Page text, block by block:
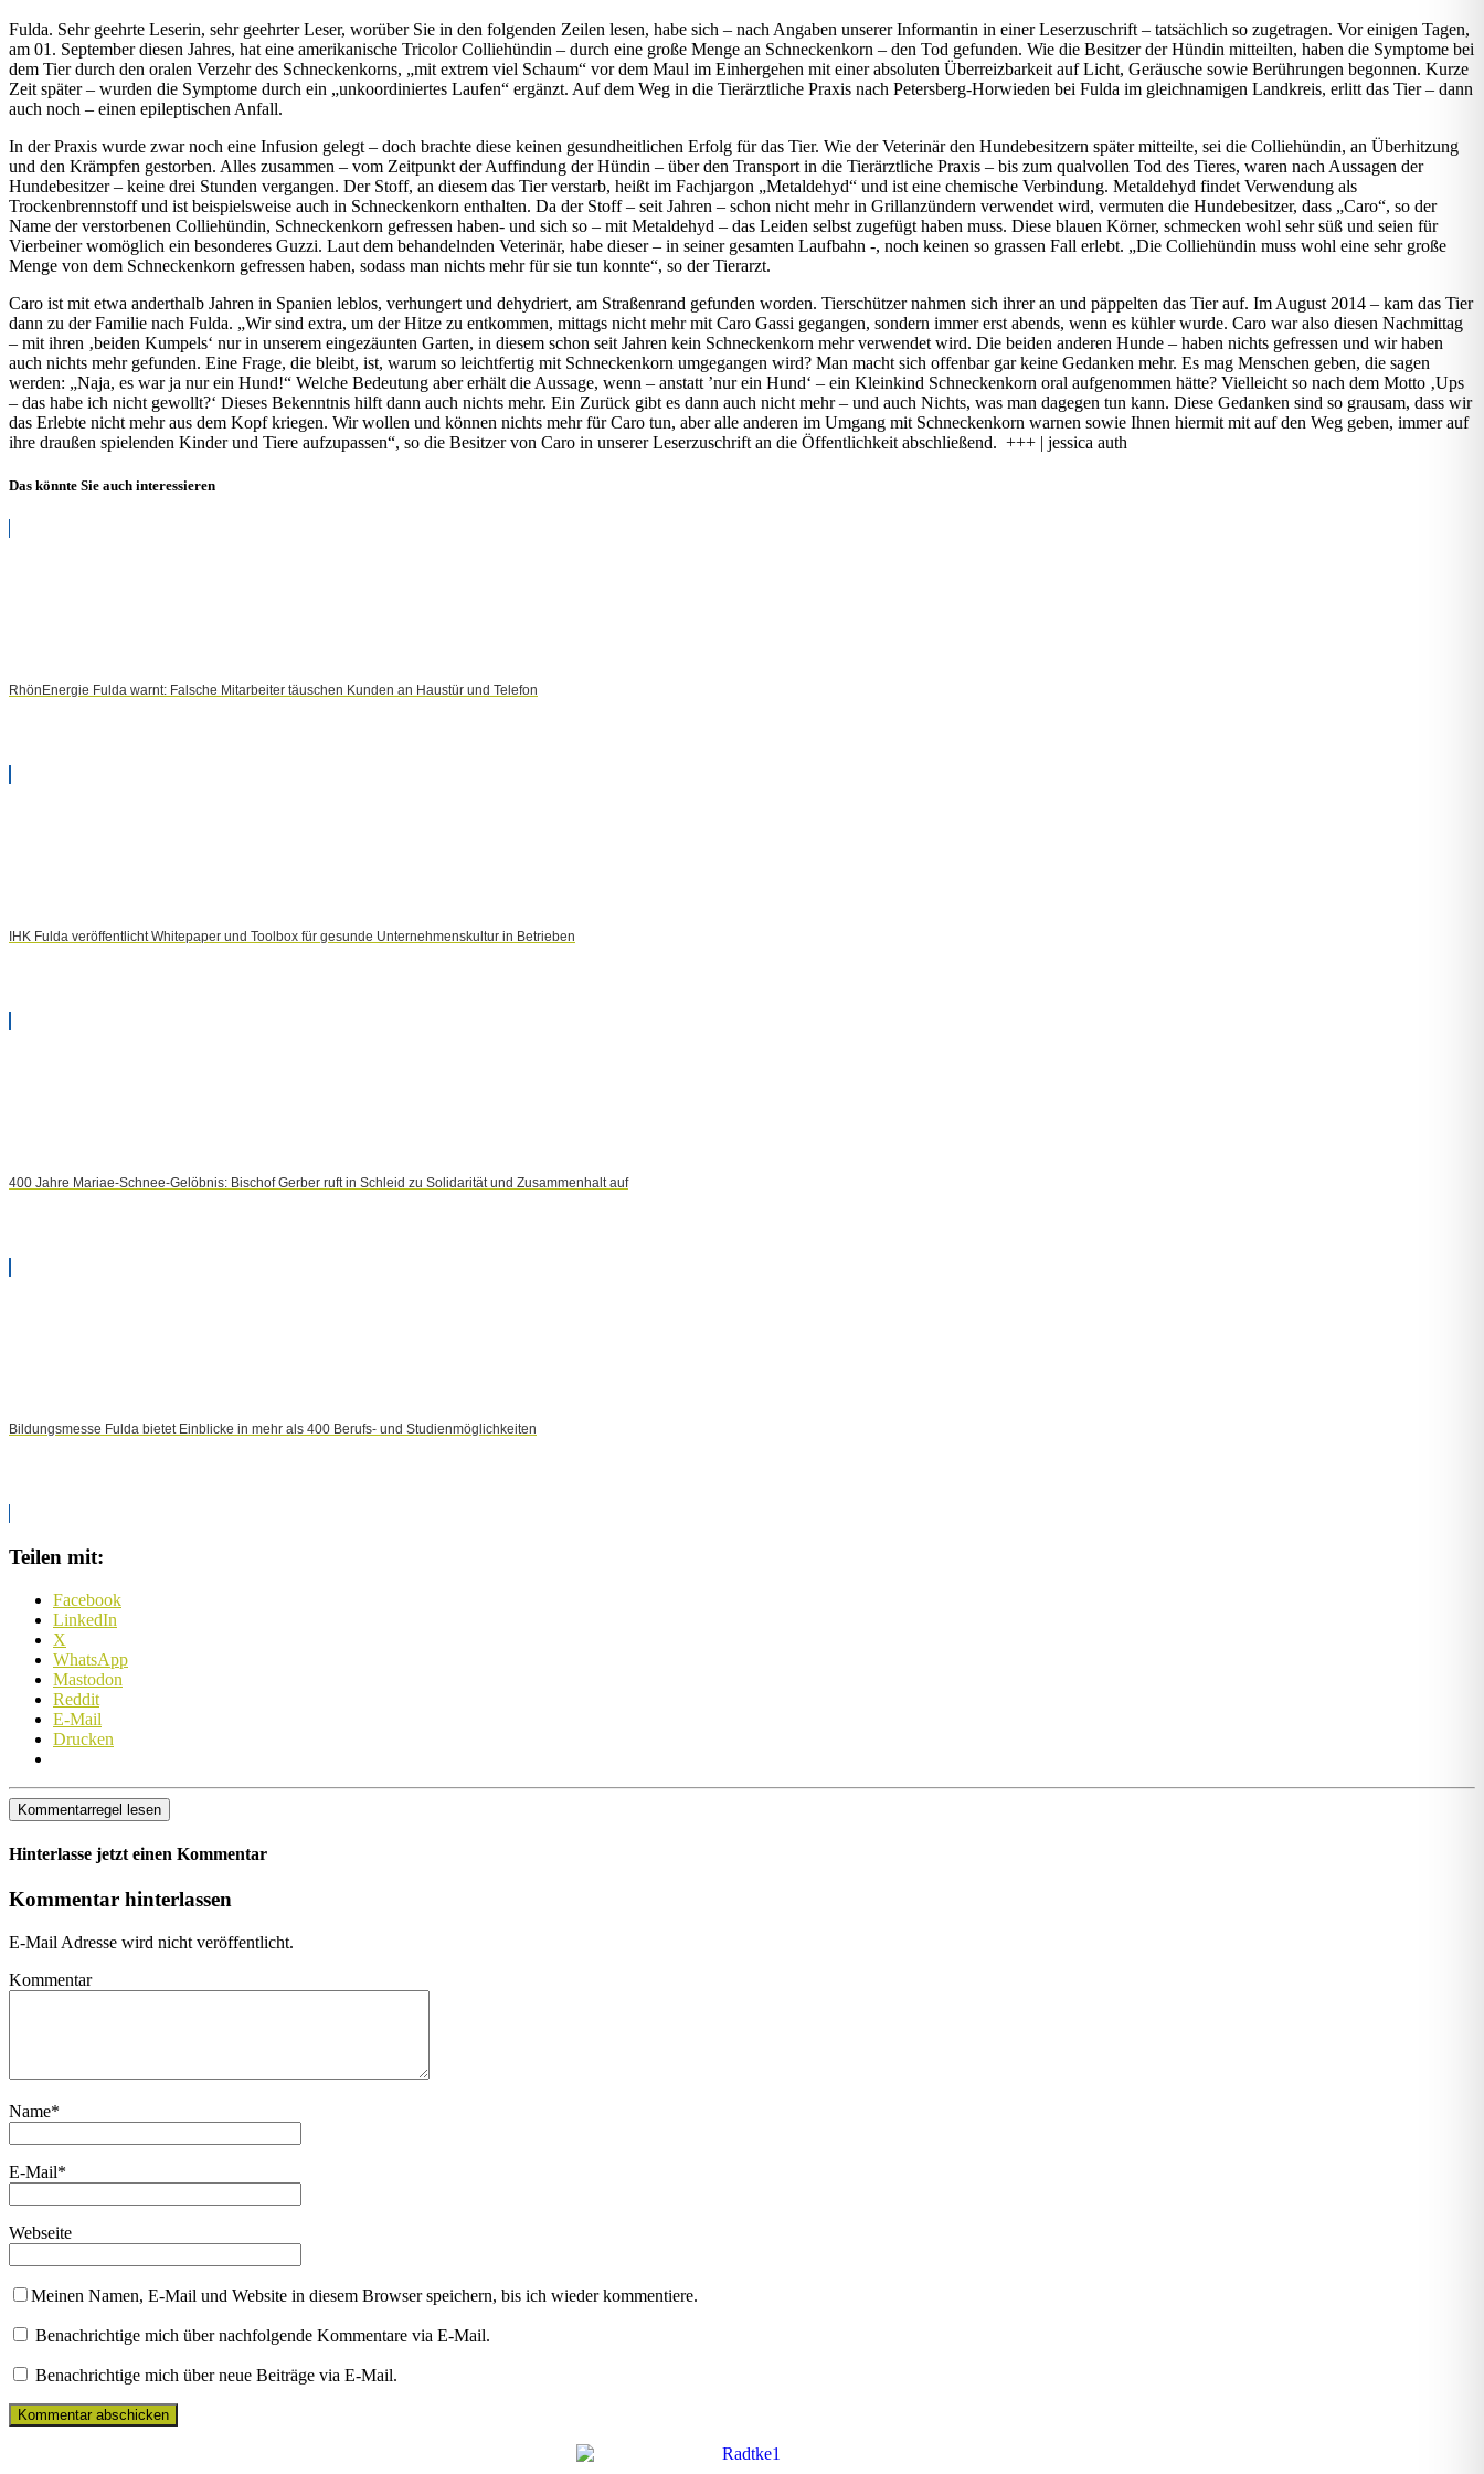
Fulda. Sehr geehrte Leserin, sehr geehrter Leser, worüber Sie in den folgenden Zeilen lesen, habe sich – nach Angaben unserer Informantin in einer Leserzuschrift – tatsächlich so zugetragen. Vor einigen Tagen,
am 01. September diesen Jahres, hat eine amerikanische Tricolor Colliehündin – durch eine große Menge an Schneckenkorn – den Tod gefunden. Wie die Besitzer der Hündin mitteilten, haben die Symptome bei
dem Tier durch den oralen Verzehr des Schneckenkorns, „mit extrem viel Schaum“ vor dem Maul im Einhergehen mit einer absoluten Überreizbarkeit auf Licht, Geräusche sowie Berührungen begonnen. Kurze
Zeit später – wurden die Symptome durch ein „unkoordiniertes Laufen“ ergänzt. Auf dem Weg in die Tierärztliche Praxis nach Petersberg-Horwieden bei Fulda im gleichnamigen Landkreis, erlitt das Tier – dann
auch noch – einen epileptischen Anfall.
In der Praxis wurde zwar noch eine Infusion gelegt – doch brachte diese keinen gesundheitlichen Erfolg für das Tier. Wie der Veterinär den Hundebesitzern später mitteilte, sei die Colliehündin, an Überhitzung
und den Krämpfen gestorben. Alles zusammen – vom Zeitpunkt der Auffindung der Hündin – über den Transport in die Tierärztliche Praxis – bis zum qualvollen Tod des Tieres, waren nach Aussagen der
Hundebesitzer – keine drei Stunden vergangen. Der Stoff, an diesem das Tier verstarb, heißt im Fachjargon „Metaldehyd“ und ist eine chemische Verbindung. Metaldehyd findet Verwendung als
Trockenbrennstoff und ist beispielsweise auch in Schneckenkorn enthalten. Da der Stoff – seit Jahren – schon nicht mehr in Grillanzündern verwendet wird, vermuten die Hundebesitzer, dass „Caro“, so der
Name der verstorbenen Colliehündin, Schneckenkorn gefressen haben- und sich so – mit Metaldehyd – das Leiden selbst zugefügt haben muss. Diese blauen Körner, schmecken wohl sehr süß und seien für
Vierbeiner womöglich ein besonderes Guzzi. Laut dem behandelnden Veterinär, habe dieser – in seiner gesamten Laufbahn -, noch keinen so grassen Fall erlebt. „Die Colliehündin muss wohl eine sehr große
Menge von dem Schneckenkorn gefressen haben, sodass man nichts mehr für sie tun konnte“, so der Tierarzt.
Caro ist mit etwa anderthalb Jahren in Spanien leblos, verhungert und dehydriert, am Straßenrand gefunden worden. Tierschützer nahmen sich ihrer an und päppelten das Tier auf. Im August 2014 – kam das Tier
dann zu der Familie nach Fulda. „Wir sind extra, um der Hitze zu entkommen, mittags nicht mehr mit Caro Gassi gegangen, sondern immer erst abends, wenn es kühler wurde. Caro war also diesen Nachmittag
– mit ihren ‚beiden Kumpels‘ nur in unserem eingezäunten Garten, in diesem schon seit Jahren kein Schneckenkorn mehr verwendet wird. Die beiden anderen Hunde – haben nichts gefressen und wir haben
auch nichts mehr gefunden. Eine Frage, die bleibt, ist, warum so leichtfertig mit Schneckenkorn umgegangen wird? Man macht sich offenbar gar keine Gedanken mehr. Es mag Menschen geben, die sagen
werden: „Naja, es war ja nur ein Hund!“ Welche Bedeutung aber erhält die Aussage, wenn – anstatt ’nur ein Hund‘ – ein Kleinkind Schneckenkorn oral aufgenommen hätte? Vielleicht so nach dem Motto ‚Ups
– das habe ich nicht gewollt?‘ Dieses Bekenntnis hilft dann auch nichts mehr. Ein Zurück gibt es dann auch nicht mehr – und auch Nichts, was man dagegen tun kann. Diese Gedanken sind so grausam, dass wir
das Erlebte nicht mehr aus dem Kopf kriegen. Wir wollen und können nichts mehr für Caro tun, aber alle anderen im Umgang mit Schneckenkorn warnen sowie Ihnen hiermit mit auf den Weg geben, immer auf
ihre draußen spielenden Kinder und Tiere aufzupassen“, so die Besitzer von Caro in unserer Leserzuschrift an die Öffentlichkeit abschließend. +++ | jessica auth
Das könnte Sie auch interessieren
RhönEnergie Fulda warnt: Falsche Mitarbeiter täuschen Kunden an Haustür und Telefon
IHK Fulda veröffentlicht Whitepaper und Toolbox für gesunde Unternehmenskultur in Betrieben
400 Jahre Mariae-Schnee-Gelöbnis: Bischof Gerber ruft in Schleid zu Solidarität und Zusammenhalt auf
Bildungsmesse Fulda bietet Einblicke in mehr als 400 Berufs- und Studienmöglichkeiten
Teilen mit:
Facebook
LinkedIn
X
WhatsApp
Mastodon
Reddit
E-Mail
Drucken
Kommentarregel lesen
Hinterlasse jetzt einen Kommentar
Kommentar hinterlassen
E-Mail Adresse wird nicht veröffentlicht.
Kommentar
Name*
E-Mail*
Webseite
Meinen Namen, E-Mail und Website in diesem Browser speichern, bis ich wieder kommentiere.
Benachrichtige mich über nachfolgende Kommentare via E-Mail.
Benachrichtige mich über neue Beiträge via E-Mail.